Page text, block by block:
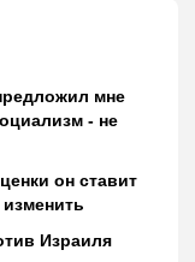
мне
- не
он ставит
Израиля